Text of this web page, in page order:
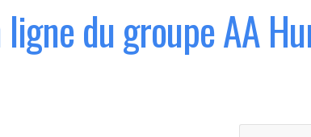
ligne du groupe AA